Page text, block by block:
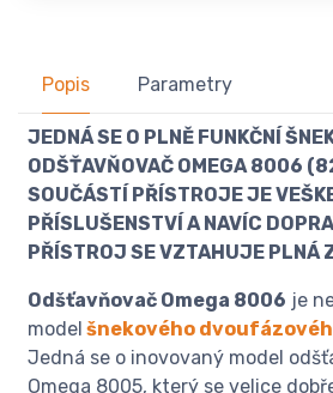
Popis Parametry
JEDNÁ SE O PLNĚ FUNKČNÍ
ODŠŤAVŇOVAČ OMEGA 8006
SOUČÁSTÍ PŘÍSTROJE JE
PŘÍSLUŠENSTVÍ A NAVÍC
PŘÍSTROJ SE VZTAHUJE PLNÁ
Odšťavňovač Omega 8006 je
model šnekového
Jedná se o inovovaný model
Omega 8005, který se velice